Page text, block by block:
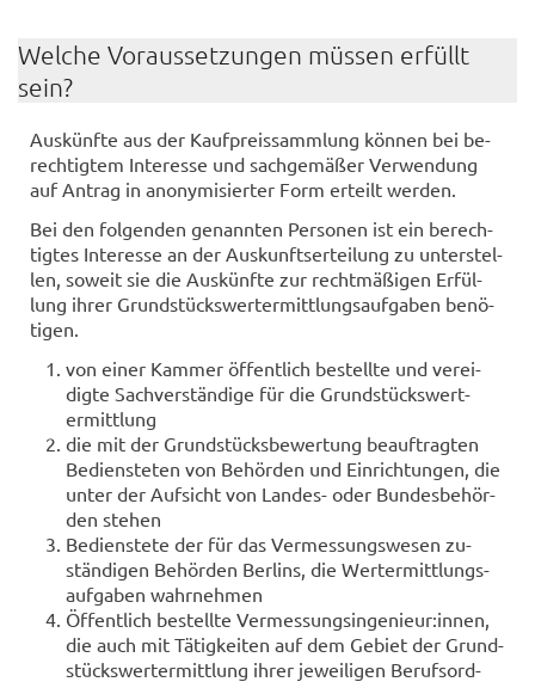
Wel­che Vor­aus­set­zun­gen müs­sen er­füllt
sein?
Aus­künf­te aus der Kauf­preis­samm­lung kön­nen bei be­
rech­tig­tem In­ter­es­se und sach­ge­mä­ßer Ver­wen­dung
auf An­trag in an­ony­mi­sier­ter Form er­teilt wer­den.
Bei den fol­gen­den ge­nann­ten Per­so­nen ist ein be­rech­
tig­tes In­ter­es­se an der Aus­kunfts­er­tei­lung zu un­ter­stel­
len, so­weit sie die Aus­künf­te zur recht­mä­ßi­gen Er­fül­
lung ihrer Grund­stücks­wert­ermitt­lungs­auf­ga­ben be­nö­
ti­gen.
von einer Kam­mer öf­fent­lich be­stell­te und ver­ei­
dig­te Sach­ver­stän­di­ge für die Grund­stücks­wert­
ermitt­lung
die mit der Grund­stücks­be­wer­tung be­auf­trag­ten
Be­diens­te­ten von Be­hör­den und Ein­rich­tun­gen, die
unter der Auf­sicht von Landes-​ oder Bun­des­be­hör­
den ste­hen
Be­diens­te­te der für das Ver­mes­sungs­we­sen zu­
stän­di­gen Be­hör­den Ber­lins, die Wert­ermitt­lungs­
auf­ga­ben wahr­neh­men
Öf­fent­lich be­stell­te Ver­mes­sungs­in­ge­nieur:innen,
die auch mit Tä­tig­kei­ten auf dem Ge­biet der Grund­
stücks­wert­ermitt­lung ihrer je­wei­li­gen Be­rufs­ord­